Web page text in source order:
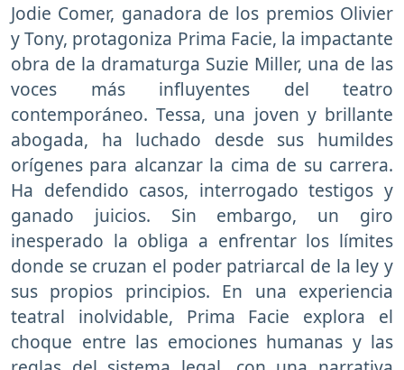
Jodie Comer, ganadora de los premios Olivier
y Tony, protagoniza Prima Facie, la impactante
obra de la dramaturga Suzie Miller, una de las
voces más influyentes del teatro
contemporáneo. Tessa, una joven y brillante
abogada, ha luchado desde sus humildes
orígenes para alcanzar la cima de su carrera.
Ha defendido casos, interrogado testigos y
ganado juicios. Sin embargo, un giro
inesperado la obliga a enfrentar los límites
donde se cruzan el poder patriarcal de la ley y
sus propios principios. En una experiencia
teatral inolvidable, Prima Facie explora el
choque entre las emociones humanas y las